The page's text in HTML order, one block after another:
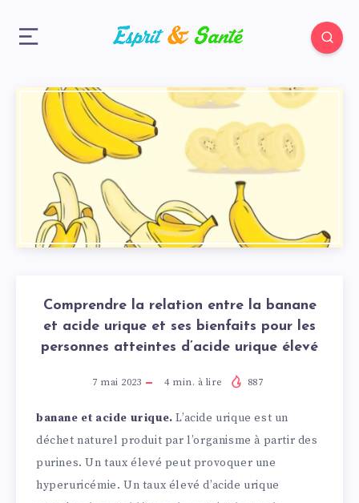
Comprendre la relation entre la banane
et acide urique et ses bienfaits pour les
personnes atteintes d’acide urique élevé
7 mai 2023 4min. à lire 887
banane et acide urique.L’acide urique est un
déchet naturel produit par l’organisme à partir des
purines. Un taux élevé peut provoquer une
hyperuricémie. Un taux élevé d’acide urique